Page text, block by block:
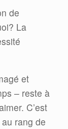
de
La
et
– reste à
C’est
rang de